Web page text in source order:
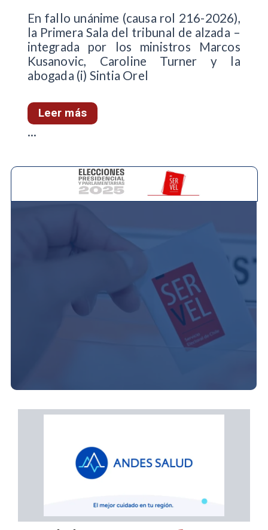
En fallo unánime (causa rol 216-2026),
la Primera Sala del tribunal de alzada –
integrada por los ministros Marcos
Kusanovic, Caroline Turner y la
abogada (i) Sintia Orel
Leer más
...